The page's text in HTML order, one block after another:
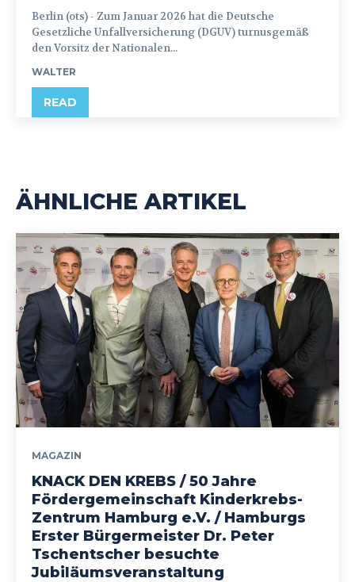
Berlin (ots) - Zum Januar 2026 hat die Deutsche
Gesetzliche Unfallversicherung (DGUV) turnusgemäß
den Vorsitz der Nationalen...
WALTER
READ
ÄHNLICHE ARTIKEL
MAGAZIN
KNACK DEN KREBS / 50 Jahre
Fördergemeinschaft Kinderkrebs-
Zentrum Hamburg e.V. / Hamburgs
Erster Bürgermeister Dr. Peter
Tschentscher besuchte
Jubiläumsveranstaltung